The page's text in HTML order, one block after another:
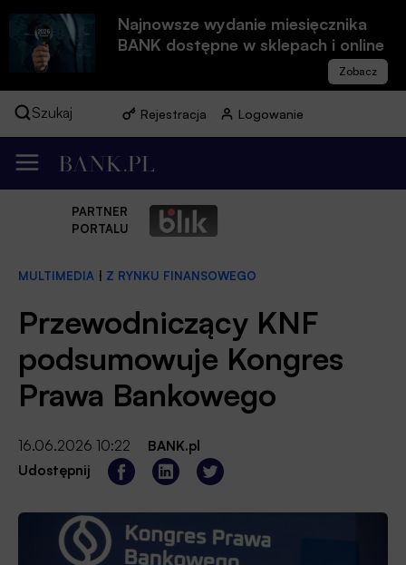
Najnowsze wydanie miesięcznika
BANK dostępne w sklepach i online
Szukaj Rejestracja Logowanie
PARTNER
PORTALU
MULTIMEDIA Z RYNKU FINANSOWEGO
Przewodniczący KNF
podsumowuje Kongres
Prawa Bankowego
16.06.2026 10:22
BANK.pl
Udostępnij